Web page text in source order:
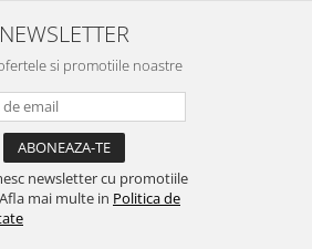
NEWSLETTER
si promotiile noastre
newsletter cu promotiile
mai multe in Politica de